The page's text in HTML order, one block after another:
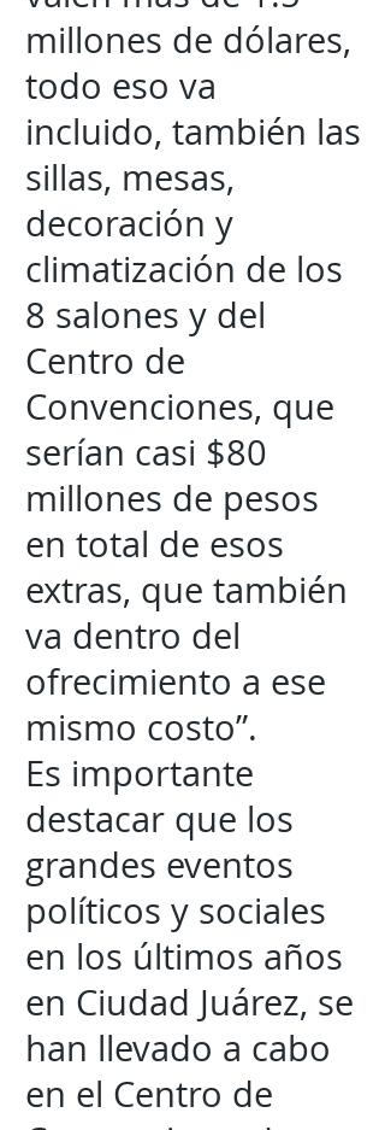
millones de dólares,
todo eso va
incluido, también las
sillas, mesas,
decoración y
climatización de los
8 salones y del
Centro de
Convenciones, que
serían casi $80
millones de pesos
en total de esos
extras, que también
va dentro del
ofrecimiento a ese
mismo costo”.
Es importante
destacar que los
grandes eventos
políticos y sociales
en los últimos años
en Ciudad Juárez, se
han llevado a cabo
en el Centro de